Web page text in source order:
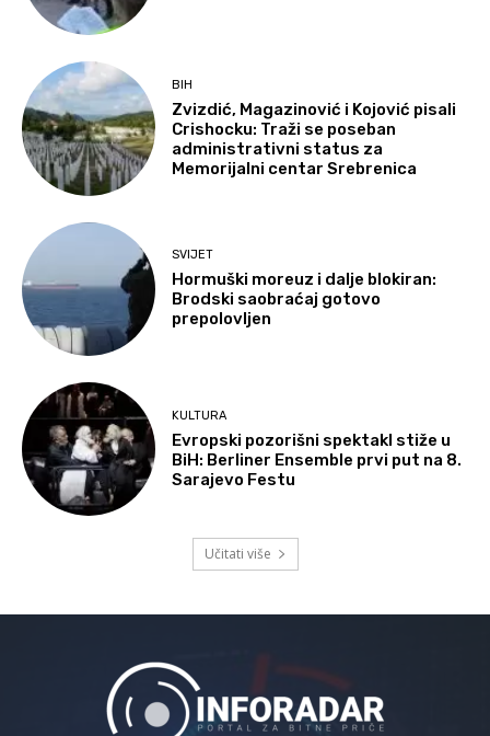
BIH
Zvizdić, Magazinović i Kojović pisali
Crishocku: Traži se poseban
administrativni status za
Memorijalni centar Srebrenica
SVIJET
Hormuški moreuz i dalje blokiran:
Brodski saobraćaj gotovo
prepolovljen
KULTURA
Evropski pozorišni spektakl stiže u
BiH: Berliner Ensemble prvi put na 8.
Sarajevo Festu
Učitati više